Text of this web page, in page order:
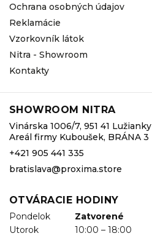
Ochrana osobných údajov
Reklamácie
Vzorkovník látok
Nitra - Showroom
Kontakty
SHOWROOM NITRA
Vinárska 1006/7, 951 41 Lužianky
Areál firmy Kuboušek, BRÁNA 3
+421 905 441 335
bratislava@proxima.store
OTVÁRACIE HODINY
Pondelok
Zatvorené
Utorok
10:00 – 18:00